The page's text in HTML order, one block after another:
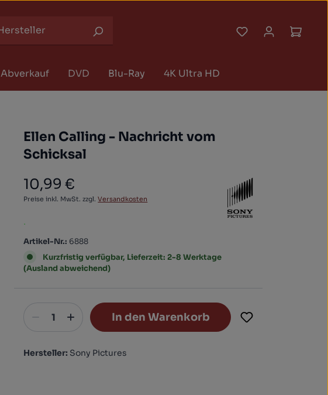
Du hast 0
Abverkauf DVD Blu-Ray 4K Ultra HD
Ellen Calling - Nachricht vom
Schicksal
Regulärer Preis:
10,99 €
Preise inkl. MwSt. zzgl.Versandkosten
.
Artikel-Nr.: 6888
Kurzfristig verfügbar, Lieferzeit: 2-8 Werktage
(Ausland abweichend)
In den Warenkorb
Hersteller: Sony Pictures